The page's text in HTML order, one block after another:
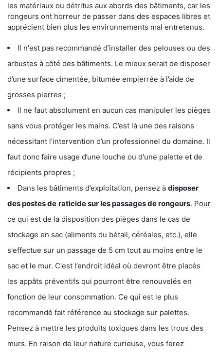
les matériaux ou détritus aux abords des bâtiments, car les
rongeurs ont horreur de passer dans des espaces libres et
apprécient bien plus les environnements mal entretenus.
Il n'est pas recommandé d’installer des pelouses ou des
arbustes à côté des bâtiments. Le mieux serait de disposer
d’une surface cimentée, bitumée empierrée à l’aide de
grosses pierres ;
Il ne faut absolument en aucun cas manipuler les pièges
sans vous protéger les mains. C’est là une des raisons
nécessitant l’intervention d’un professionnel du domaine. Il
faut donc faire usage d’une louche ou d'une palette et de
récipients propres ;
Dans les bâtiments d’exploitation, pensez à disposer
des postes de raticide sur les passages de rongeurs. Pour
ce qui est de la disposition des pièges dans le cas de
stockage en sac (aliments du bétail, céréales, etc.), elle
s'effectue sur un passage de 5 cm tout au moins entre le
sac et le mur. C'est l’endroit idéal où devront être placés
les appâts préventifs qui pourront être renouvelés en
fonction de leur consommation. Ce qui est le plus
recommandé fait référence au stockage sur palettes.
Pensez à mettre les produits toxiques dans les trous des
murs. En raison de leur nature curieuse, vous ferez